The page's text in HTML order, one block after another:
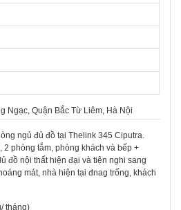
Ngạc, Quận Bắc Từ Liêm, Hà Nội
ngủ đủ đồ tại Thelink 345 Ciputra.
2 phòng tắm, phòng khách và bếp +
đồ nội thất hiện đại và tiện nghi sang
mát, nhà hiện tại đnag trống, khách
tháng)